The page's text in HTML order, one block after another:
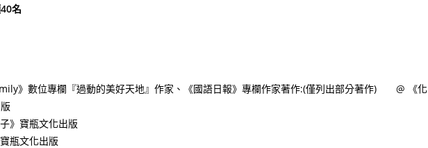
名
》數位專欄『過動的美好天地』作家、《國語日報》專欄作家著作:(僅列出部分著作) @ 《化
》寶瓶文化出版
瓶文化出版